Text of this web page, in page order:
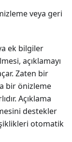
veya geri
ek bilgiler
açıklamayı
Zaten bir
bir önizleme
Açıklama
destekler
otomatik